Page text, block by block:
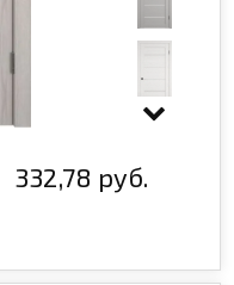
332,78 руб.